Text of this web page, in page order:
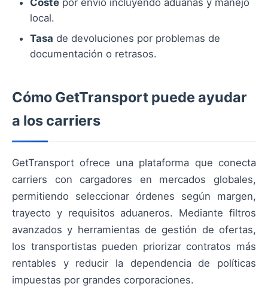
local.
Tasa de devoluciones por problemas de
documentación o retrasos.
Cómo GetTransport puede ayudar
a los carriers
GetTransport ofrece una plataforma que conecta
carriers con cargadores en mercados globales,
permitiendo seleccionar órdenes según margen,
trayecto y requisitos aduaneros. Mediante filtros
avanzados y herramientas de gestión de ofertas,
los transportistas pueden priorizar contratos más
rentables y reducir la dependencia de políticas
impuestas por grandes corporaciones.